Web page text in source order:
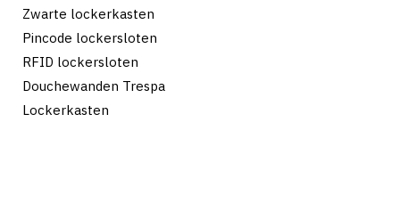
Zwarte lockerkasten
Pincode lockersloten
RFID lockersloten
Douchewanden Trespa
Lockerkasten